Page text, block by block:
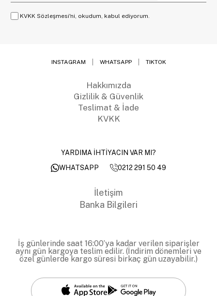
KVKK Sözleşmesi'ni, okudum, kabul ediyorum.
INSTAGRAM WHATSAPP TIKTOK
Hakkımızda
Gizlilik & Güvenlik
Teslimat & İade
KVKK
YARDIMA İHTİYACIN VAR MI?
WHATSAPP
0212 291 50 49
İletişim
Banka Bilgileri
İş günlerinde saat 16:00’ya kadar verilen siparişler
aynı gün kargoya teslim edilir. (İndirim dönemleri ve
özel günlerde kargo süresi birkaç gün uzayabilir.)